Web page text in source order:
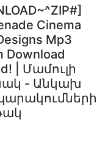
Cinema
Mp3
Download
| Մամուլի
- Անկախ